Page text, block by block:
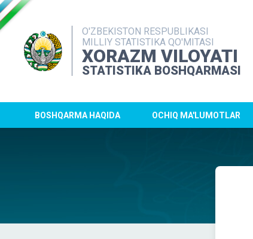
O'ZBEKISTON RESPUBLIKASI
MILLIY STATISTIKA QO'MITASI
XORAZM VILOYATI
STATISTIKA BOSHQARMASI
BOSHQARMA HAQIDA OCHIQ MA'LUMOTLAR